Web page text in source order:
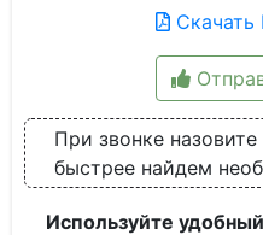
Скачать
При звонке назовите
быстрее найдем
Используйте